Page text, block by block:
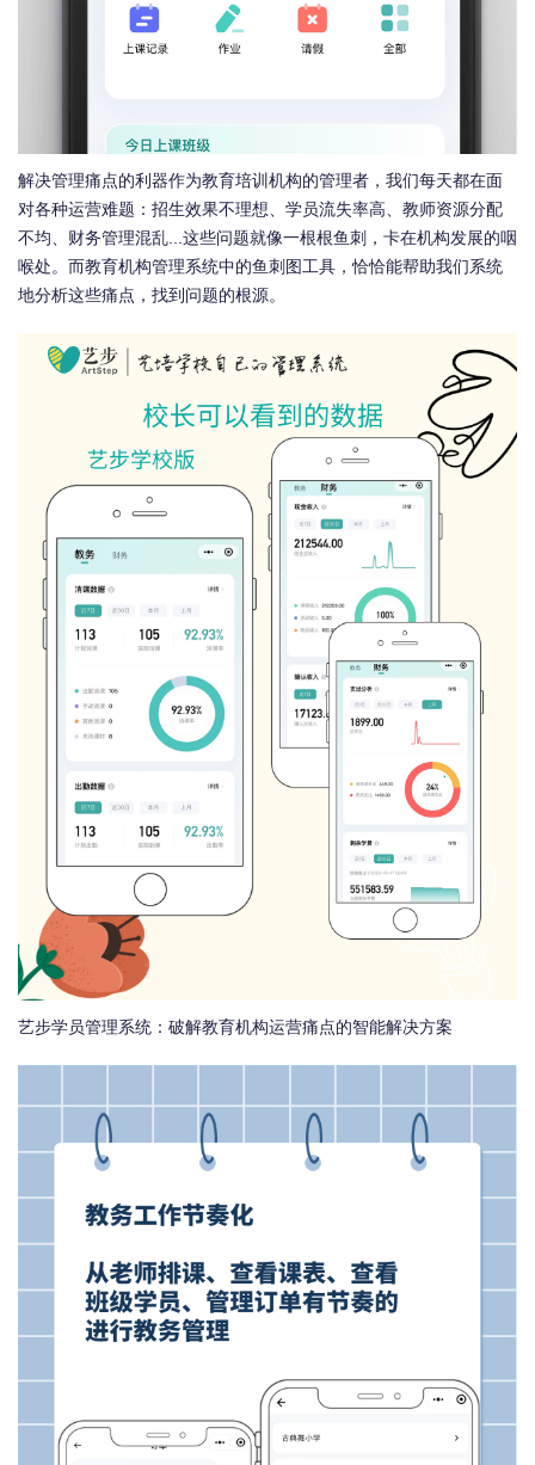
解决管理痛点的利器作为教育培训机构的管理者，我们每天都在面
对各种运营难题：招生效果不理想、学员流失率高、教师资源分配
不均、财务管理混乱...这些问题就像一根根鱼刺，卡在机构发展的咽
喉处。而教育机构管理系统中的鱼刺图工具，恰恰能帮助我们系统
地分析这些痛点，找到问题的根源。
艺步学员管理系统：破解教育机构运营痛点的智能解决方案